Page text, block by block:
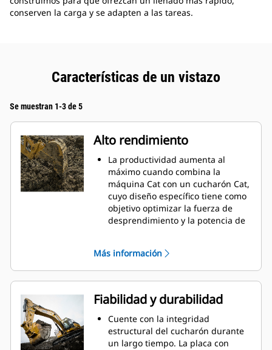
conserven la carga y se adapten a las tareas.
Características de un vistazo
Se muestran 1-3 de 5
Alto rendimiento
La productividad aumenta al
máximo cuando combina la
máquina Cat con un cucharón Cat,
cuyo diseño específico tiene como
objetivo optimizar la fuerza de
desprendimiento y la potencia de
radio mejora el flujo de material
hacia el cucharón. El espacio libre
del talón agregado asegura que la
parte inferior del cucharón no se
arrastre, lo que reduce los costos
de mantenimiento.
El consumo de combustible
alcanza el punto máximo durante
Más información
Fiabilidad y durabilidad
Cuente con la integridad
estructural del cucharón durante
un largo tiempo. La placa con